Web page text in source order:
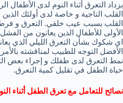
يزداد التعرق أثناء النوم لدى الأطفال
القلب التاجية و خاصة لدى أولئك
القلب بسبب عيب خلقي. التعرق و فرط
الأولى للأطفال الذين يعانون من
اي شكوك بشأن التعرق الليلي الذي
الأفضل التوجه للطبيب لمناقشته
نمط التعرق لدى طفلك و إجراء بعض
حياة الطفل في تقليل كمية التعرق.
نصائح للتعامل مع تعرق الطفل أثناء